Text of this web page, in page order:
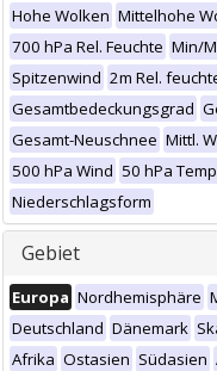
Hohe Wolken Mittelhohe
700 hPa Rel. Feuchte Min/
Spitzenwind 2m Rel.
Gesamtbedeckungsgrad
Gesamt-Neuschnee Mittl.
500 hPa Wind 50 hPa Temp
Niederschlagsform
Gebiet
Europa Nordhemisphäre
Deutschland Dänemark
Afrika Ostasien Südasien